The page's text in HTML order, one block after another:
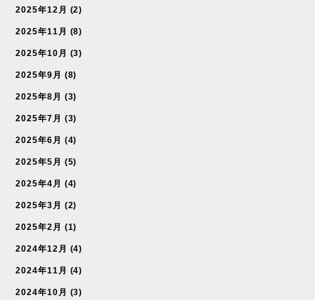
2025年12月 (2)
2025年11月 (8)
2025年10月 (3)
2025年9月 (8)
2025年8月 (3)
2025年7月 (3)
2025年6月 (4)
2025年5月 (5)
2025年4月 (4)
2025年3月 (2)
2025年2月 (1)
2024年12月 (4)
2024年11月 (4)
2024年10月 (3)